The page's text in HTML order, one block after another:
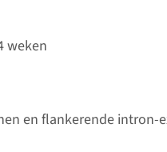
weken
en flankerende intron-